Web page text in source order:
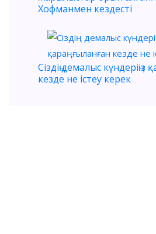
Хофманмен кездесті
Сіздің демалыс күндеріңіз
кезде не істеу керек